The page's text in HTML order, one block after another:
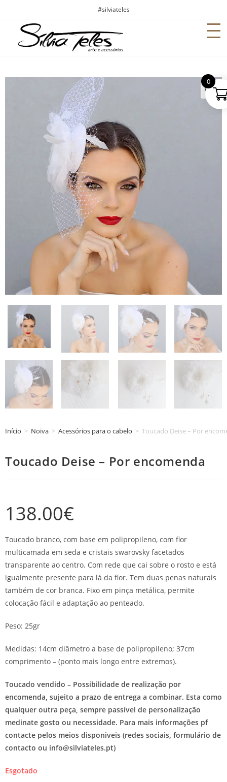
#silviateles
Início > Noiva > Acessórios para o cabelo > Toucado Deise – Por
Toucado Deise – Por encomenda
138.00€
Toucado branco, com base em polipropileno, com flor
multicamada em seda e cristais swarovsky facetados
transparente ao centro. Com rede que cai sobre o rosto e está
igualmente presente para lá da flor. Tem duas penas naturais
também de cor branca. Fixo em pinça metálica, permite
colocação fácil e adaptação ao penteado.
Peso: 25gr
Medidas: 14cm diâmetro a base de polipropileno; 37cm
comprimento – (ponto mais longo entre extremos).
Toucado vendido – Possibilidade de realização por
encomenda, sujeito a prazo de entrega a combinar. Esta como
qualquer outra peça, sempre passível de personalização
medinate gosto ou necessidade. Para mais informações pf
contacte pelos meios disponiveis (redes sociais, formulário de
contacto ou info@silviateles.pt)
Esgotado
0